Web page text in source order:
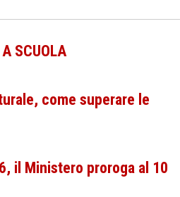
SCUOLA
come superare le
il Ministero proroga al 10